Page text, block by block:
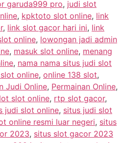
garuda999 pro, judi slot
, kpktoto slot online, link
, link slot gacor hari ini, link
online, lowongan jadi admin
, masuk slot online, menang
, nama nama situs judi slot
online, online 138 slot,
Judi Online, Permainan Online,
slot online, rtp slot gacor,
judi slot online, situs judi slot
online resmi luar negeri, situs
2023, situs slot gacor 2023